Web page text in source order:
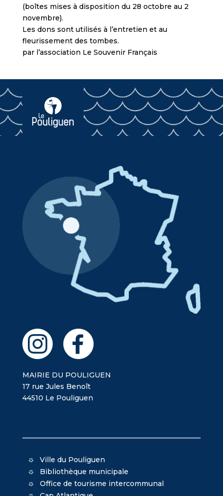
(boîtes mises à disposition du 28 octobre au 2
novembre).
Les dons sont utilisés à l’entretien et au
fleurissement des tombes.
par l’association Le Souvenir Français
MAIRIE DU POULIGUEN
17 rue Jules Benoît
44510 Le Pouliguen
Ville du Pouliguen
Bibliothèque municipale
Office de tourisme intercommunal